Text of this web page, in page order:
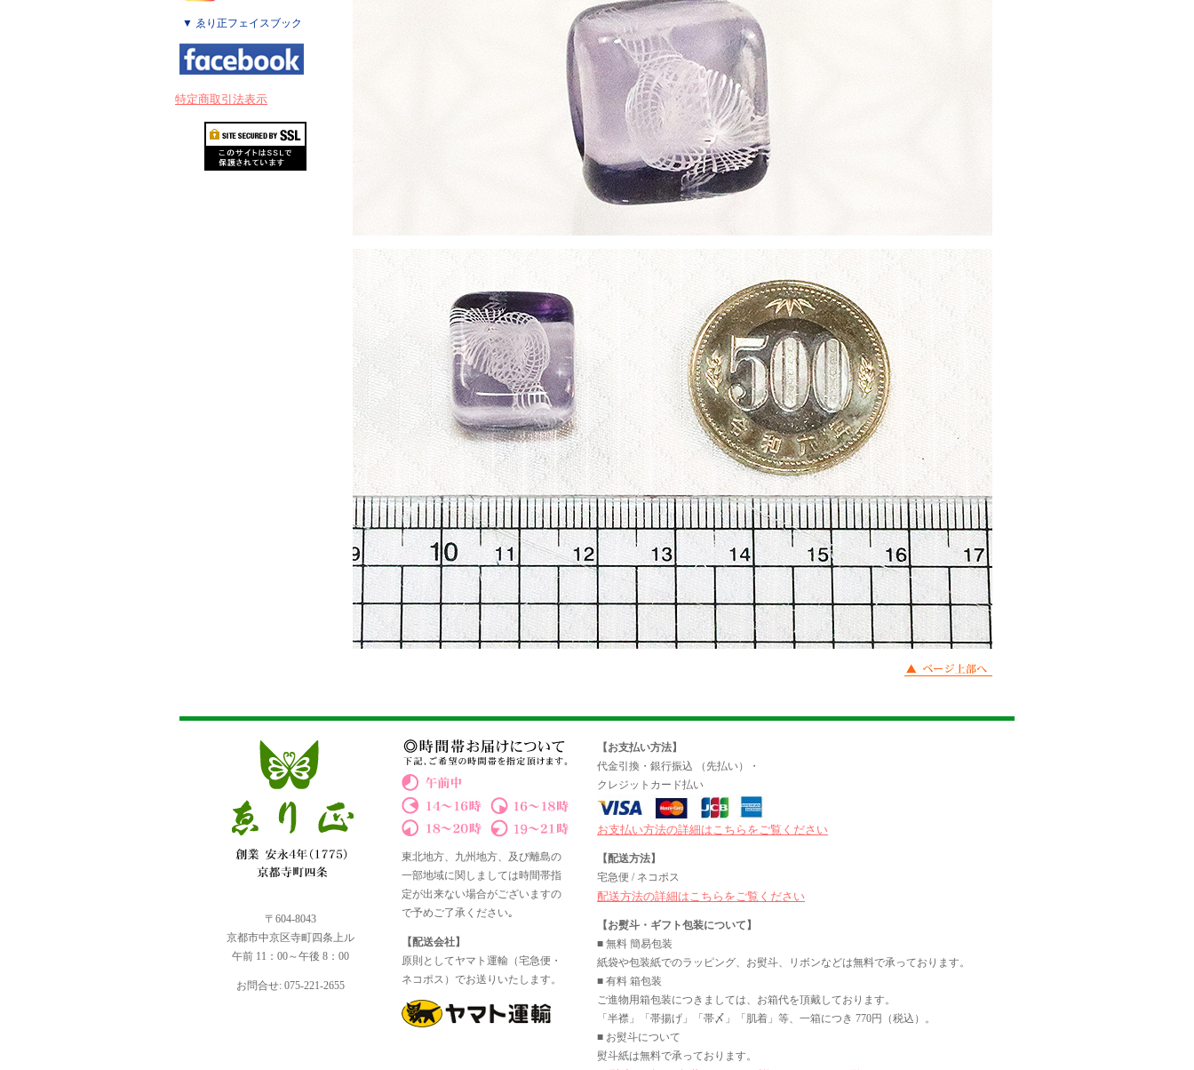
▼ ゑり正フェイスブック
特定商取引法表示
〒604-8043
京都市中京区寺町四条上ル
午前 11：00～午後 8：00
お問合せ: 075-221-2655
東北地方、九州地方、及び離島の
一部地域に関しましては時間帯指
定が出来ない場合がございますの
で予めご了承ください｡
【配送会社】
原則としてヤマト運輸（宅急便・
ネコポス）でお送りいたします。
【お支払い方法】
代金引換・銀行振込 （先払い）・
クレジットカード払い
お支払い方法の詳細はこちらをご覧ください
【配送方法】
宅急便 / ネコポス
配送方法の詳細はこちらをご覧ください
【お熨斗・ギフト包装について】
■ 無料 簡易包装
紙袋や包装紙でのラッピング、お熨斗、リボンなどは無料で承っております。
■ 有料 箱包装
ご進物用箱包装につきましては、お箱代を頂戴しております。
「半襟」「帯揚げ」「帯〆」「肌着」等、一箱につき 770円（税込）。
■ お熨斗について
熨斗紙は無料で承っております。